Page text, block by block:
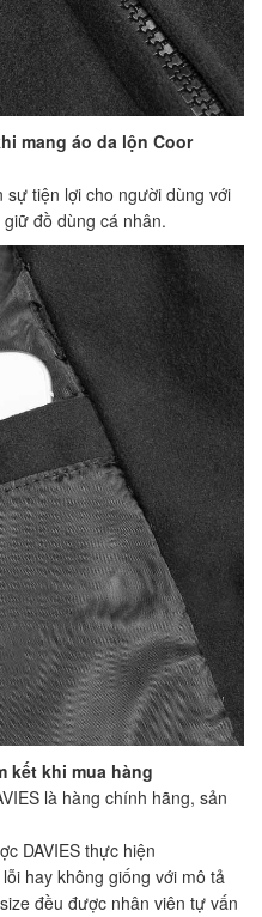
mang áo da lộn Coor
sự tiện lợi cho người dùng với
đồ dùng cá nhân.
kết khi mua hàng
là hàng chính hãng, sản
DAVIES thực hiện
hay không giống với mô tả
đều được nhân viên tự vấn